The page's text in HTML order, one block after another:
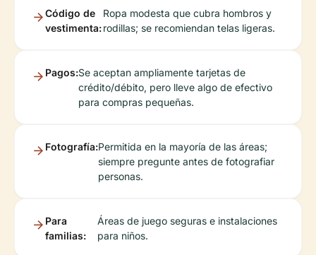
Código de
vestimenta:
Ropa modesta que cubra hombros y
rodillas; se recomiendan telas ligeras.
Pagos:Se aceptan ampliamente tarjetas de
crédito/débito, pero lleve algo de efectivo
para compras pequeñas.
Fotografía:Permitida en la mayoría de las áreas;
siempre pregunte antes de fotografiar
personas.
Para
familias:
Áreas de juego seguras e instalaciones
para niños.